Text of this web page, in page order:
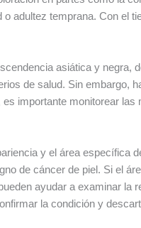
adultez temprana. Con el
asiática y negra,
de salud. Sin embargo,
importante monitorear
y el área específica
de cáncer de piel. Si el
ayudar a examinar
la condición y